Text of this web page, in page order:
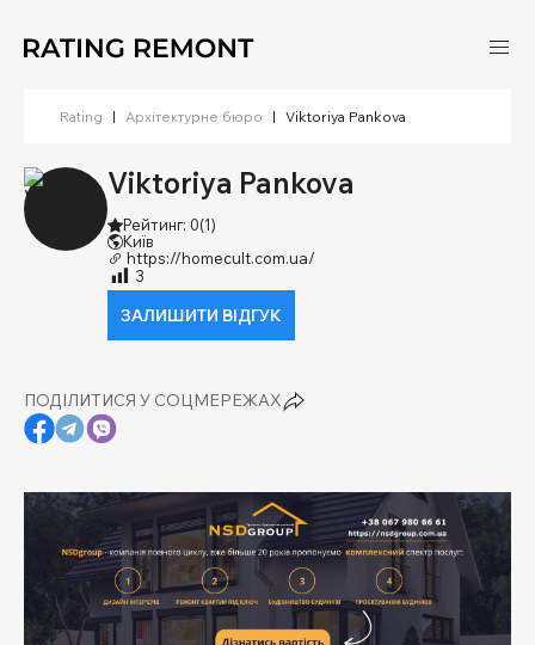
Rating | Архітектурне бюро | Viktoriya Pankova
Viktoriya Pankova
Рейтинг: 0(1)
Київ
https://homecult.com.ua/
3
ЗАЛИШИТИ ВІДГУК
ПОДІЛИТИСЯ У СОЦМЕРЕЖАХ